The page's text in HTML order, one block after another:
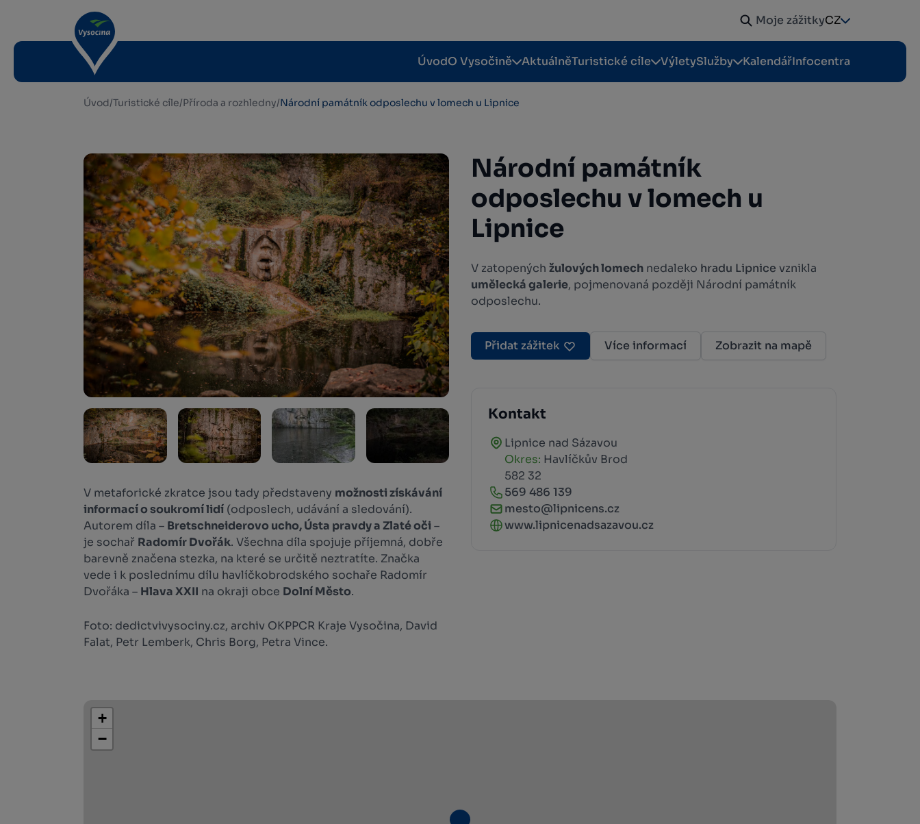
Moje zážitkyCZ
ÚvodO Vysočině AktuálněTuristické cíle VýletySlužby KalendářInfocentra
Úvod/Turistické cíle/Příroda a rozhledny/Národní památník odposlechu v lomech u Lipnice
Národní památník
odposlechu v lomech u
Lipnice
V zatopených žulových lomech nedaleko hradu Lipnice vznikla
umělecká galerie, pojmenovaná později Národní památník
odposlechu.
Přidat zážitek Více informací Zobrazit na mapě
Kontakt
Lipnice nad Sázavou
Okres: Havlíčkův Brod
582 32
569 486 139
mesto@lipnicens.cz
www.lipnicenadsazavou.cz
V metaforické zkratce jsou tady představeny možnosti získávání
informací o soukromí lidí (odposlech, udávání a sledování).
Autorem díla – Bretschneiderovo ucho, Ústa pravdy a Zlaté oči–
je sochař Radomír Dvořák. Všechna díla spojuje příjemná, dobře
barevně značena stezka, na které se určitě neztratíte. Značka
vede i k poslednímu dílu havlíčkobrodského sochaře Radomír
Dvořáka – Hlava XXII na okraji obce Dolní Město.
Foto: dedictvivysociny.cz, archiv OKPPCR Kraje Vysočina, David
Falat, Petr Lemberk, Chris Borg, Petra Vince.
+
−